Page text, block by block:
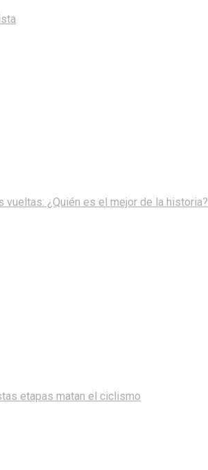
vueltas: ¿Quién es el mejor de la historia?
etapas matan el ciclismo